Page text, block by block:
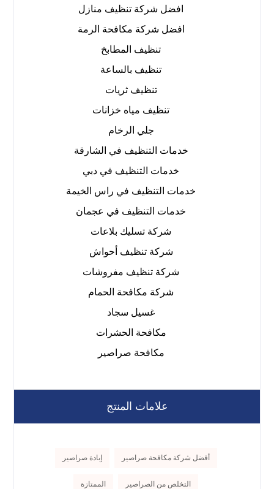
افضل شركة تنظيف منازل
افضل شركة مكافحة الرمة
تنظيف المطابخ
تنظيف بالساعة
تنظيف ثريات
تنظيف مياه خزانات
جلي الرخام
خدمات التنظيف في الشارقة
خدمات التنظيف في دبي
خدمات التنظيف في راس الخيمة
خدمات التنظيف في عجمان
شركة تسليك بلاعات
شركة تنظيف أحواش
شركة تنظيف مفروشات
شركة مكافحة الحمام
غسيل سجاد
مكافحة الحشرات
مكافحة صراصير
علامات المنتج
أفضل شركة مكافحة صراصير إبادة صراصير
التخلص من الصراصير الممتازة